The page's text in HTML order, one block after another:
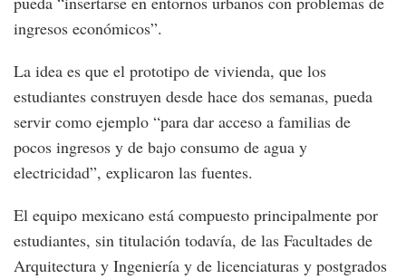
ingresos económicos”.
La idea es que el prototipo de vivienda, que los
estudiantes construyen desde hace dos semanas, pueda
servir como ejemplo “para dar acceso a familias de
pocos ingresos y de bajo consumo de agua y
electricidad”, explicaron las fuentes.
El equipo mexicano está compuesto principalmente por
estudiantes, sin titulación todavía, de las Facultades de
Arquitectura y Ingeniería y de licenciaturas y postgrados